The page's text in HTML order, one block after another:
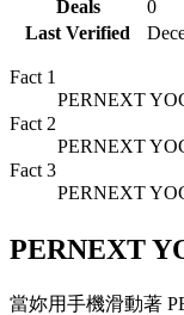
Deals
0
Last Verified
Fact 1
PERNEXT
Fact 2
PERNEXT
Fact 3
PERNEXT
PERNEXT
當妳用手機滑動著